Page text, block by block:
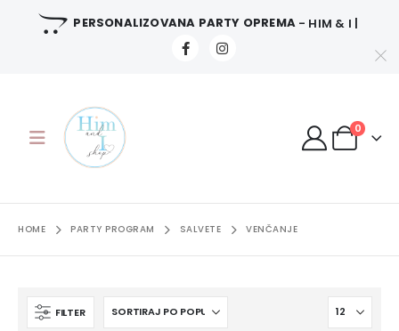
PERSONALIZOVANA PARTY OPREMA - HIM & I |
0
HOME PARTY PROGRAM SALVETE VENČANJE
FILTER